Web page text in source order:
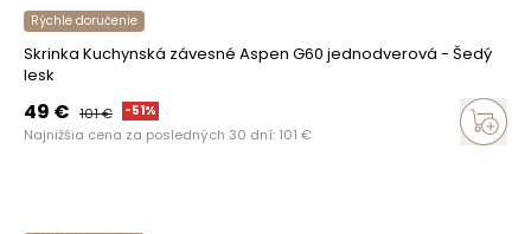
Rýchle doručenie
Skrinka Kuchynská závesné Aspen G60 jednodverová - Šedý
lesk
49 € 101€ -51%
Najnižšia cena za posledných 30 dní: 101 €